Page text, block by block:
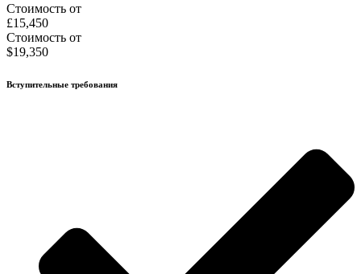
Стоимость от
£15,450
Стоимость от
$19,350
Вступительные требования